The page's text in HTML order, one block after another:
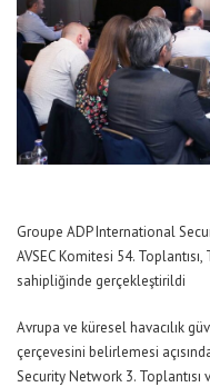
Groupe ADP International
AVSEC Komitesi 54.
sahipliğinde gerçekleştirildi
Avrupa ve küresel havacılık
çerçevesini belirlemesi
Security Network 3. Toplantısı